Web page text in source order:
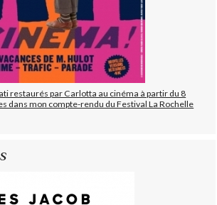
restaurés par Carlotta au cinéma à partir du 8
dans mon compte-rendu du Festival La Rochelle